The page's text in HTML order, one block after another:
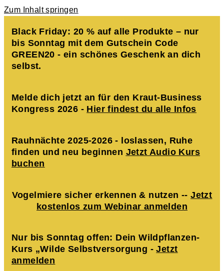
Zum Inhalt springen
Black Friday: 20 % auf alle Produkte – nur
bis Sonntag mit dem Gutschein Code
GREEN20 - ein schönes Geschenk an dich
selbst.
Melde dich jetzt an für den Kraut-Business
Kongress 2026 - Hier findest du alle Infos
Rauhnächte 2025-2026 - loslassen, Ruhe
finden und neu beginnen Jetzt Audio Kurs
buchen
Vogelmiere sicher erkennen & nutzen --Jetzt
kostenlos zum Webinar anmelden
Nur bis Sonntag offen: Dein Wildpflanzen-
Kurs „Wilde Selbstversorgung -Jetzt
anmelden